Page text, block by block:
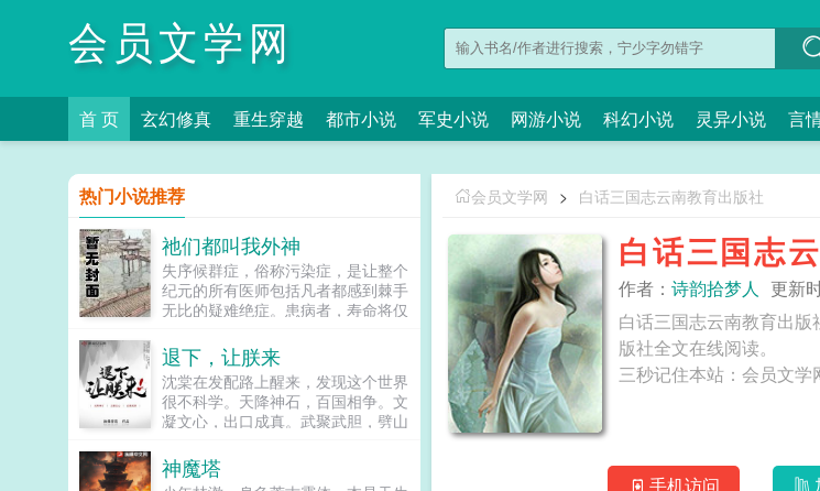
会员文学网
首 页 玄幻修真 重生穿越 都市小说 军史小说 网游小说 科幻小说 灵异小说 言
会员文学网 > 白话三国志云南教育出版社
白话三国志
作者： 诗韵拾梦人 更新
白话三国志云南教育出
版社全文在线阅读。
手机访问
热门小说推荐
祂们都叫我外神
失序候群症，俗称污染症，是让整个
纪元的所有医师包括凡者都感到棘手
无比的疑难绝症。患病者，寿命将仅
们无一例外地蜕变为扭曲怪物，沦为
污祟的帮凶，天灾的眷属以及盘踞于
此世之外的邪神任采任撷的信仰源
泉。病原因未知。病时间未知。传染
度极高。治疗方法无。病患危险程度
秩序部门汇报其行踪，我们将第一时
退下，让朕来
沈棠在发配路上醒来，发现这个世界
很不科学。天降神石，百国相争。文
凝文心，出口成真。武聚武胆，劈山
马，下一秒甲胄附身，长枪在手，一
人成军，千军万马能杀个七进七出！
神魔塔